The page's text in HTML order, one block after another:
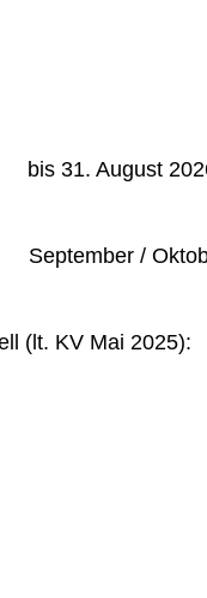
31. August
/
(lt. KV Mai 2025):